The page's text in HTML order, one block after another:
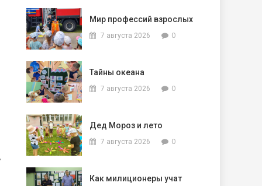
Мир профессий взрослых
7 августа 2026 0
Тайны океана
7 августа 2026 0
Дед Мороз и лето
7 августа 2026 0
Как милиционеры учат